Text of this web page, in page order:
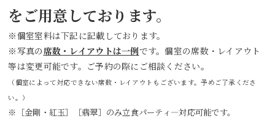
をご用意しております。
※個室室料は下記に記載しております。
※写真の席数・レイアウトは一例です。個室の席数・レイアウト
等は変更可能です。ご予約の際にご相談ください。
（個室によって対応できない席数・レイアウトもございます。予めご了承くださ
い。）
※［金剛・紅玉］［翡翠］のみ立食パーティ―対応可能です。